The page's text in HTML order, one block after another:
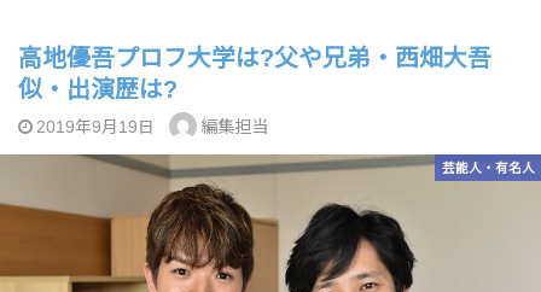
高地優吾プロフ大学は?父や兄弟・西畑大吾
似・出演歴は?
2019年9月19日 編集担当
芸能人・有名人